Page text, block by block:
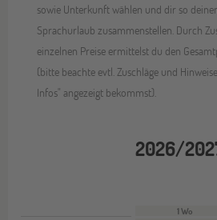
sowie Unterkunft wählen und dir so
Sprachurlaub zusammenstellen. Durch
einzelnen Preise ermittelst du den
(bitte beachte evtl. Zuschläge und
Infos" angezeigt bekommst).
2026/
1 Wo